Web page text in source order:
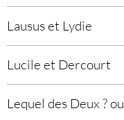
Lausus et Lydie
Lucile et Dercourt
Lequel des Deux ?